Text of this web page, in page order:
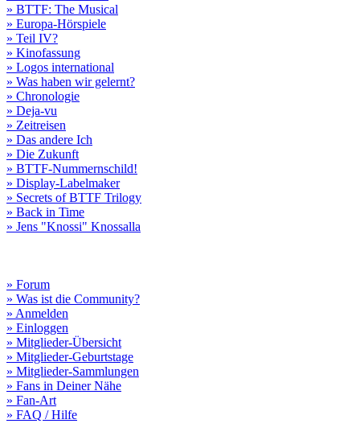
» BTTF: The Musical
» Europa-Hörspiele
» Teil IV?
» Kinofassung
» Logos international
» Was haben wir gelernt?
» Chronologie
» Deja-vu
» Zeitreisen
» Das andere Ich
» Die Zukunft
» BTTF-Nummernschild!
» Display-Labelmaker
» Secrets of BTTF Trilogy
» Back in Time
» Jens "Knossi" Knossalla
» Forum
» Was ist die Community?
» Anmelden
» Einloggen
» Mitglieder-Übersicht
» Mitglieder-Geburtstage
» Mitglieder-Sammlungen
» Fans in Deiner Nähe
» Fan-Art
» FAQ / Hilfe